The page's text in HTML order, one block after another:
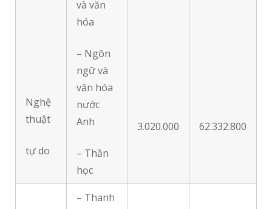
Nghệ
thuật
tự do
và văn
hóa
– Ngôn
ngữ và
văn hóa
nước
Anh
– Thần
học
3.020.000 62.332.800
– Thanh